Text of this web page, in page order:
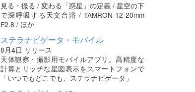
見る・撮る / 変わる「惑星」の定義 / 星空の下
で深呼吸する天文台浴 / TAMRON 12-20mm
F2.8 / ほか
ステラナビゲータ・モバイル
8月4日 リリース
天体観察・撮影用モバイルアプリ。高精度な
計算とリッチな星図表示をスマートフォンで
「いつでもどこでも、ステラナビゲータ」